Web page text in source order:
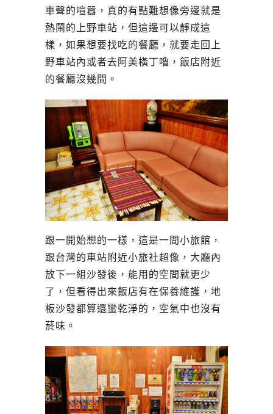
車聲的喧囂，真的有點難想像旁邊就是
熱鬧的上野車站，但這邊可以靜成這
樣，如果想要找吃的餐廳，就要走回上
野車站內或者去阿美橫丁嚕，飯店附近
的餐廳沒幾間。
跟一開始想的一樣，這是一間小旅館，
跟台灣的車站附近小旅社超像，大廳內
放下一組沙發後，能用的空間就更少
了，但看得出來飯店有在保養維護，地
板沙發都算還蠻乾淨的，空氣中也沒有
菸味。